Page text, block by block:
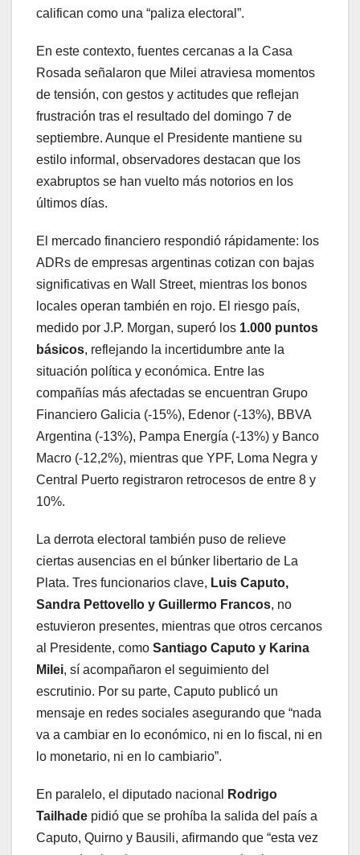
califican como una “paliza electoral”.
En este contexto, fuentes cercanas a la Casa
Rosada señalaron que Milei atraviesa momentos
de tensión, con gestos y actitudes que reflejan
frustración tras el resultado del domingo 7 de
septiembre. Aunque el Presidente mantiene su
estilo informal, observadores destacan que los
exabruptos se han vuelto más notorios en los
últimos días.
El mercado financiero respondió rápidamente: los
ADRs de empresas argentinas cotizan con bajas
significativas en Wall Street, mientras los bonos
locales operan también en rojo. El riesgo país,
medido por J.P. Morgan, superó los 1.000 puntos
básicos, reflejando la incertidumbre ante la
situación política y económica. Entre las
compañías más afectadas se encuentran Grupo
Financiero Galicia (-15%), Edenor (-13%), BBVA
Argentina (-13%), Pampa Energía (-13%) y Banco
Macro (-12,2%), mientras que YPF, Loma Negra y
Central Puerto registraron retrocesos de entre 8 y
10%.
La derrota electoral también puso de relieve
ciertas ausencias en el búnker libertario de La
Plata. Tres funcionarios clave, Luis Caputo,
Sandra Pettovello y Guillermo Francos, no
estuvieron presentes, mientras que otros cercanos
al Presidente, como Santiago Caputo y Karina
Milei, sí acompañaron el seguimiento del
escrutinio. Por su parte, Caputo publicó un
mensaje en redes sociales asegurando que “nada
va a cambiar en lo económico, ni en lo fiscal, ni en
lo monetario, ni en lo cambiario”.
En paralelo, el diputado nacional
Rodrigo
Tailhade pidió que se prohíba la salida del país a
Caputo, Quirno y Bausili, afirmando que “esta vez